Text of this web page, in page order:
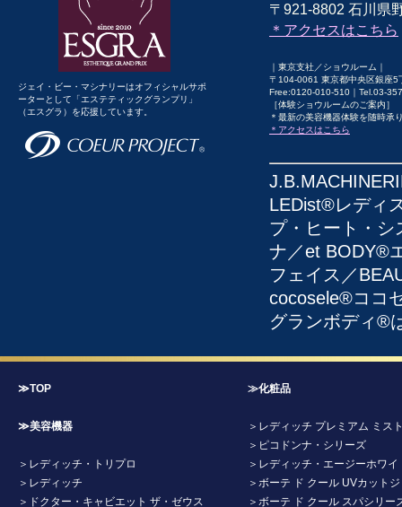
ジェイ・ビー・マシナリーはオフィシャルサポ
ーターとして「エステティックグランプリ」
（エスグラ）を応援しています。
〒921-8802 石川県
＊アクセスはこちら
｜東京支社／ショウルーム｜
〒104-0061 東京都中央区銀座5
Free:0120-010-510｜Tel.03-
［体験ショウルームのご案内］
＊最新の美容機器体験を随時承
＊アクセスはこちら
LEDist®レディ
プ・ヒート・
ナ／et BODY®
フェイス／
cocosele®ココ
グランボディ®